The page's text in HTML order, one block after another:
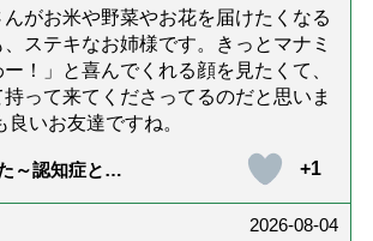
んがお米や野菜やお花を届けたくなる
ステキなお姉様です。きっとマナミ
！」と喜んでくれる顔を見たくて、
って来てくださってるのだと思いま
いお友達ですね。
～認知症と介
」）
+1
2026-08-04